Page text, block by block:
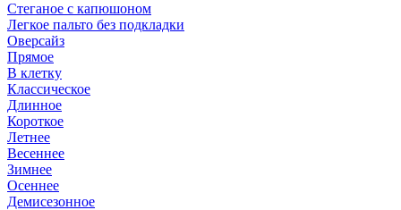
Стеганое с капюшоном
Легкое пальто без подкладки
Оверсайз
Прямое
В клетку
Классическое
Длинное
Короткое
Летнее
Весеннее
Зимнее
Осеннее
Демисезонное